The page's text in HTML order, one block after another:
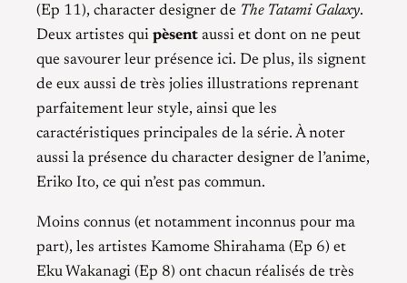
(Ep 11), character designer de The Tatami Galaxy.
Deux artistes qui pèsent aussi et dont on ne peut
que savourer leur présence ici. De plus, ils signent
de eux aussi de très jolies illustrations reprenant
parfaitement leur style, ainsi que les
caractéristiques principales de la série. À noter
aussi la présence du character designer de l’anime,
Eriko Ito, ce qui n’est pas commun.
Moins connus (et notamment inconnus pour ma
part), les artistes Kamome Shirahama (Ep 6) et
Eku Wakanagi (Ep 8) ont chacun réalisés de très